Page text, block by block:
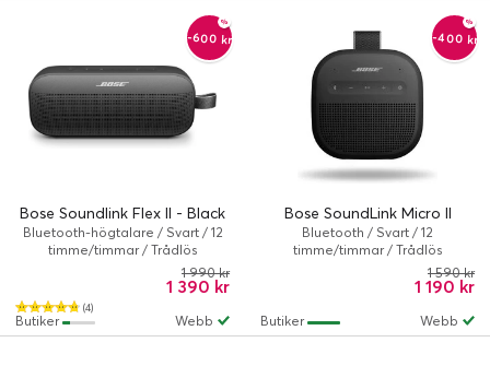
-600 kr
Bose Soundlink Flex II - Black
Bluetooth-högtalare / Svart / 12
timme/timmar / Trådlös
(4)
1 390 kr
1 990 kr
Webb
Butiker
-400 kr
Bose SoundLink Micro II
Bluetooth / Svart / 12
timme/timmar / Trådlös
1 190 kr
1 590 kr
Webb
Butiker